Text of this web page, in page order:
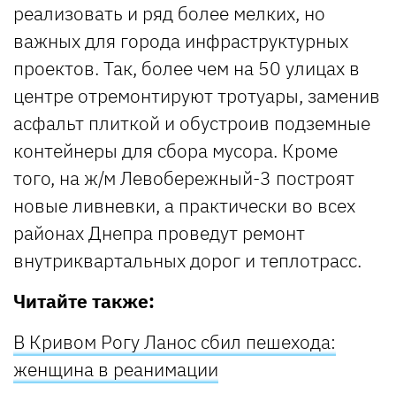
реализовать и ряд более мелких, но
важных для города инфраструктурных
проектов. Так, более чем на 50 улицах в
центре отремонтируют тротуары, заменив
асфальт плиткой и обустроив подземные
контейнеры для сбора мусора. Кроме
того, на ж/м Левобережный-3 построят
новые ливневки, а практически во всех
районах Днепра проведут ремонт
внутриквартальных дорог и теплотрасс.
Читайте также:
В Кривом Рогу Ланос сбил пешехода:
женщина в реанимации